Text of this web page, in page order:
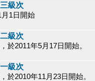
級次
1日開始
級次
於2011年5月17日開始。
級次
於2010年11月23日開始。